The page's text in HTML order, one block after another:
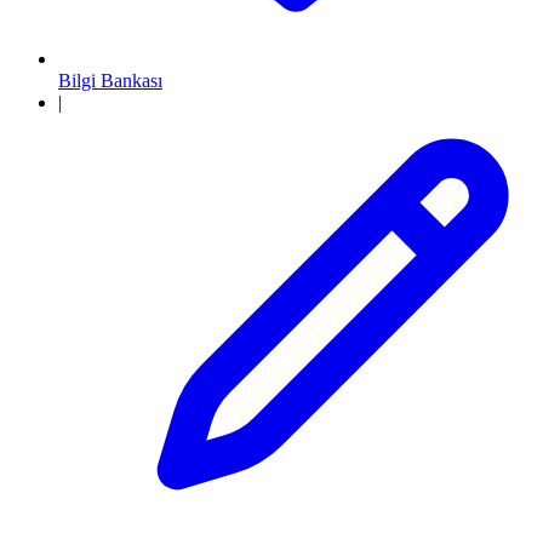
Bilgi Bankası
|